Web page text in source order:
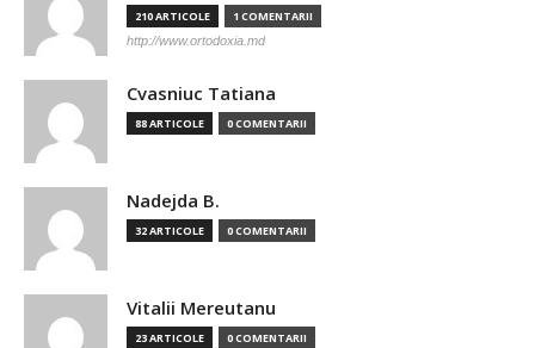
210 ARTICOLE 1 COMENTARII
http://www.ortodoxia.md
Cvasniuc Tatiana
88 ARTICOLE 0 COMENTARII
Nadejda B.
32 ARTICOLE 0 COMENTARII
Vitalii Mereutanu
23 ARTICOLE 0 COMENTARII